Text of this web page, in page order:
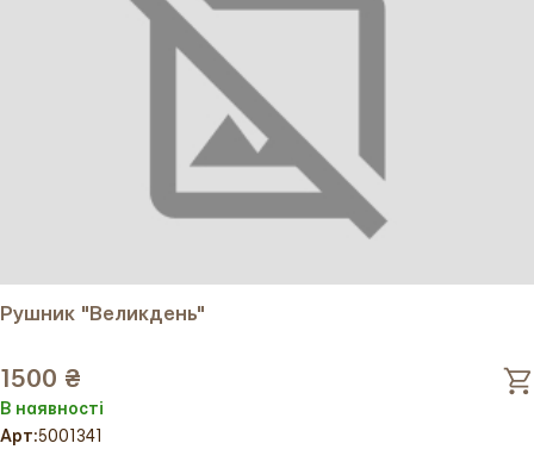
Рушник "Великдень"
1500 ₴
В наявності
Арт:5001341